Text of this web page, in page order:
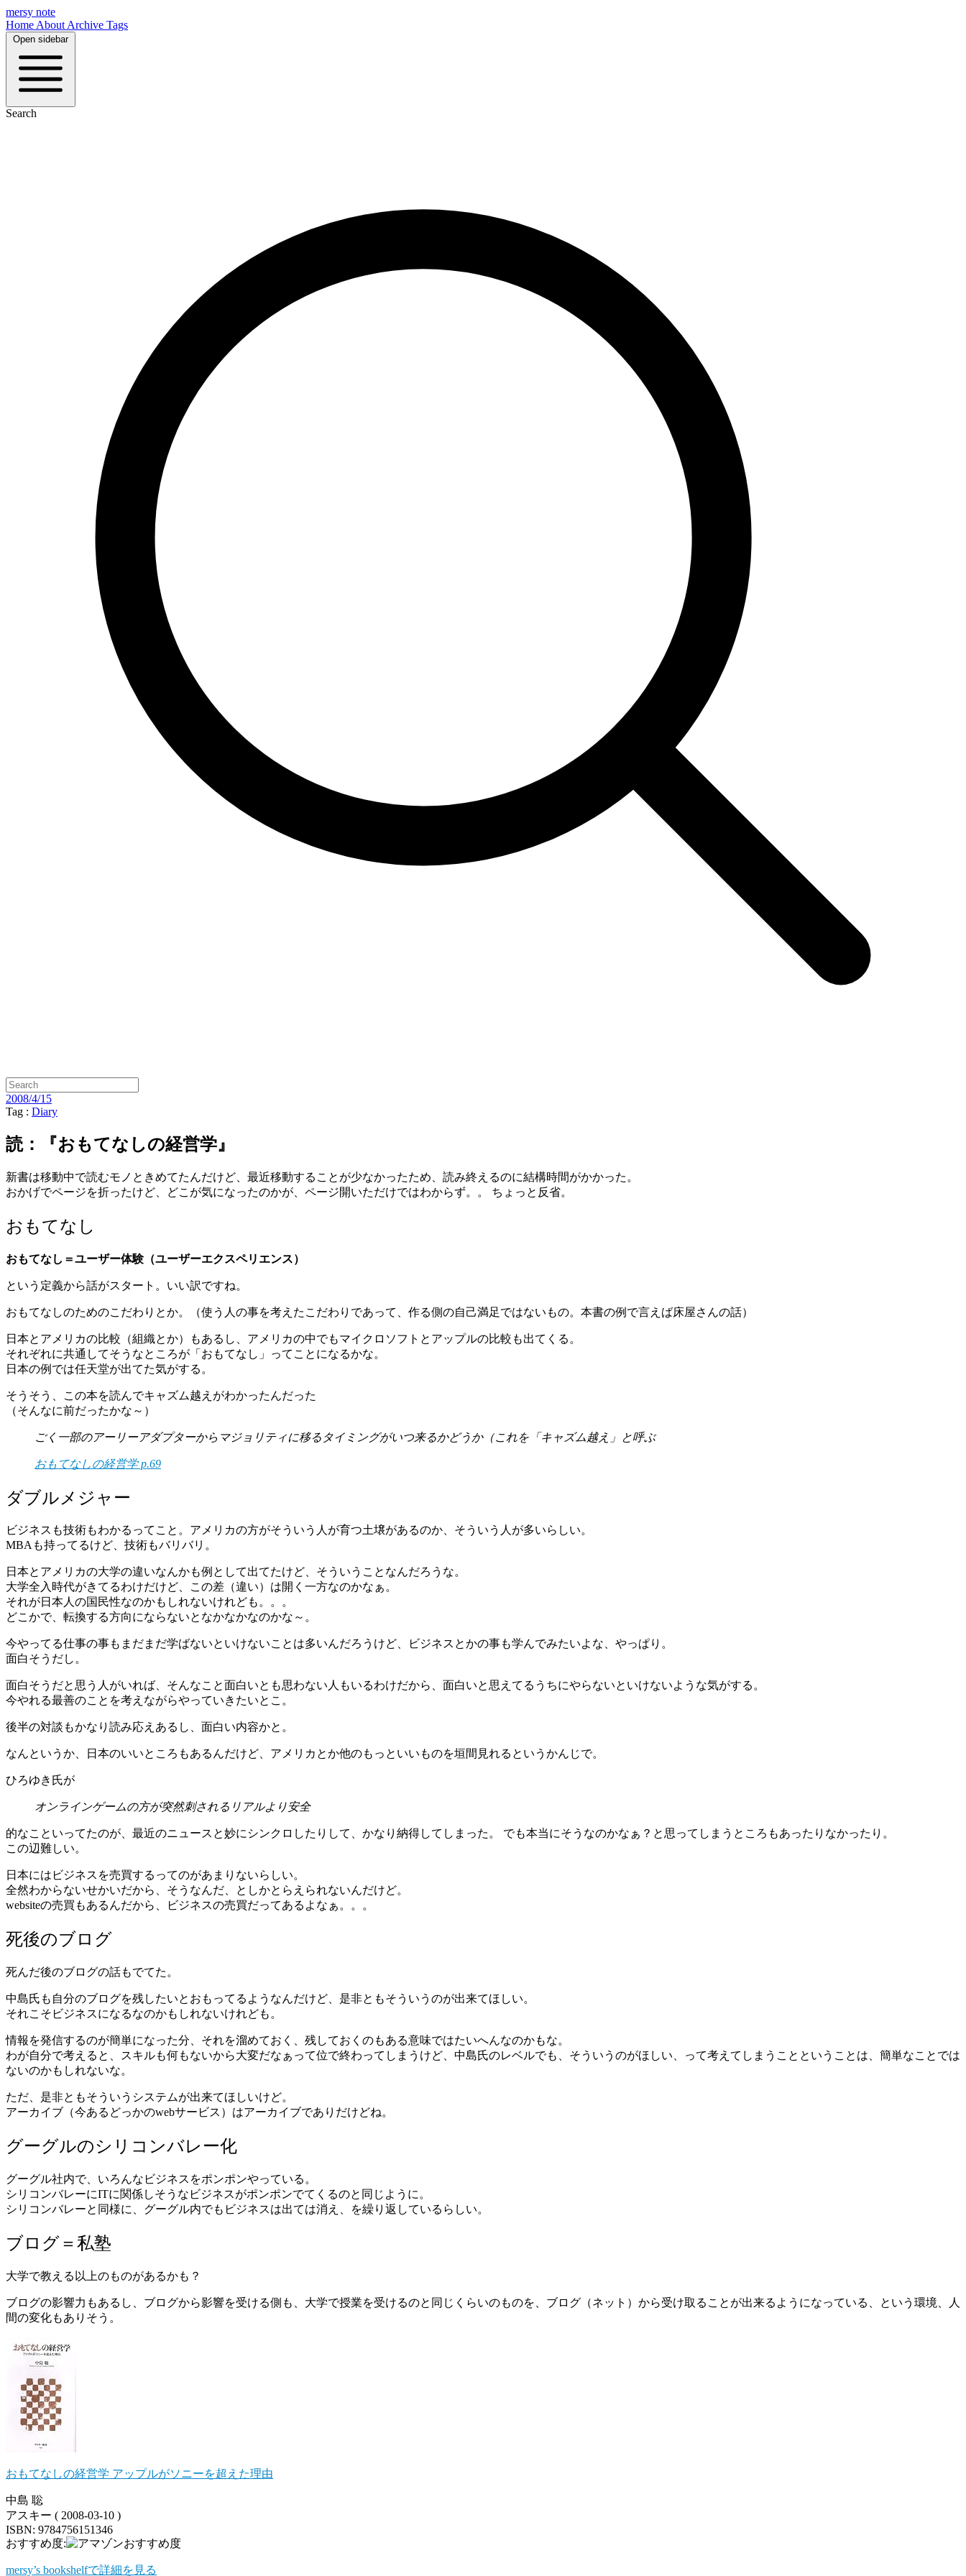
mersy note
Home About Archive Tags
Open sidebar
Search
2008/4/15
Tag : Diary
読：『おもてなしの経営学』
新書は移動中で読むモノときめてたんだけど、最近移動することが少なかったため、読み終えるのに結構時間がかかった。
おかげでページを折ったけど、どこが気になったのかが、ページ開いただけではわからず。。 ちょっと反省。
おもてなし
おもてなし＝ユーザー体験（ユーザーエクスペリエンス）
という定義から話がスタート。いい訳ですね。
おもてなしのためのこだわりとか。（使う人の事を考えたこだわりであって、作る側の自己満足ではないもの。本書の例で言えば床屋さんの話）
日本とアメリカの比較（組織とか）もあるし、アメリカの中でもマイクロソフトとアップルの比較も出てくる。
それぞれに共通してそうなところが「おもてなし」ってことになるかな。
日本の例では任天堂が出てた気がする。
そうそう、この本を読んでキャズム越えがわかったんだった
（そんなに前だったかな～）
ごく一部のアーリーアダプターからマジョリティに移るタイミングがいつ来るかどうか（これを「キャズム越え」と呼ぶ
おもてなしの経営学 p.69
ダブルメジャー
ビジネスも技術もわかるってこと。アメリカの方がそういう人が育つ土壌があるのか、そういう人が多いらしい。
MBAも持ってるけど、技術もバリバリ。
日本とアメリカの大学の違いなんかも例として出てたけど、そういうことなんだろうな。
大学全入時代がきてるわけだけど、この差（違い）は開く一方なのかなぁ。
それが日本人の国民性なのかもしれないけれども。。。
どこかで、転換する方向にならないとなかなかなのかな～。
今やってる仕事の事もまだまだ学ばないといけないことは多いんだろうけど、ビジネスとかの事も学んでみたいよな、やっぱり。
面白そうだし。
面白そうだと思う人がいれば、そんなこと面白いとも思わない人もいるわけだから、面白いと思えてるうちにやらないといけないような気がする。
今やれる最善のことを考えながらやっていきたいとこ。
後半の対談もかなり読み応えあるし、面白い内容かと。
なんというか、日本のいいところもあるんだけど、アメリカとか他のもっといいものを垣間見れるというかんじで。
ひろゆき氏が
オンラインゲームの方が突然刺されるリアルより安全
的なこといってたのが、最近のニュースと妙にシンクロしたりして、かなり納得してしまった。 でも本当にそうなのかなぁ？と思ってしまうところもあったりなかったり。
この辺難しい。
日本にはビジネスを売買するってのがあまりないらしい。
全然わからないせかいだから、そうなんだ、としかとらえられないんだけど。
websiteの売買もあるんだから、ビジネスの売買だってあるよなぁ。。。
死後のブログ
死んだ後のブログの話もでてた。
中島氏も自分のブログを残したいとおもってるようなんだけど、是非ともそういうのが出来てほしい。
それこそビジネスになるなのかもしれないけれども。
情報を発信するのが簡単になった分、それを溜めておく、残しておくのもある意味ではたいへんなのかもな。
わが自分で考えると、スキルも何もないから大変だなぁって位で終わってしまうけど、中島氏のレベルでも、そういうのがほしい、って考えてしまうことということは、簡単なことでは
ないのかもしれないな。
ただ、是非ともそういうシステムが出来てほしいけど。
アーカイブ（今あるどっかのwebサービス）はアーカイブでありだけどね。
グーグルのシリコンバレー化
グーグル社内で、いろんなビジネスをポンポンやっている。
シリコンバレーにITに関係しそうなビジネスがポンポンでてくるのと同じように。
シリコンバレーと同様に、グーグル内でもビジネスは出ては消え、を繰り返しているらしい。
ブログ＝私塾
大学で教える以上のものがあるかも？
ブログの影響力もあるし、ブログから影響を受ける側も、大学で授業を受けるのと同じくらいのものを、ブログ（ネット）から受け取ることが出来るようになっている、という環境、人
間の変化もありそう。
おもてなしの経営学 アップルがソニーを超えた理由
中島 聡
アスキー ( 2008-03-10 )
ISBN: 9784756151346
おすすめ度:
mersy’s bookshelfで詳細を見る